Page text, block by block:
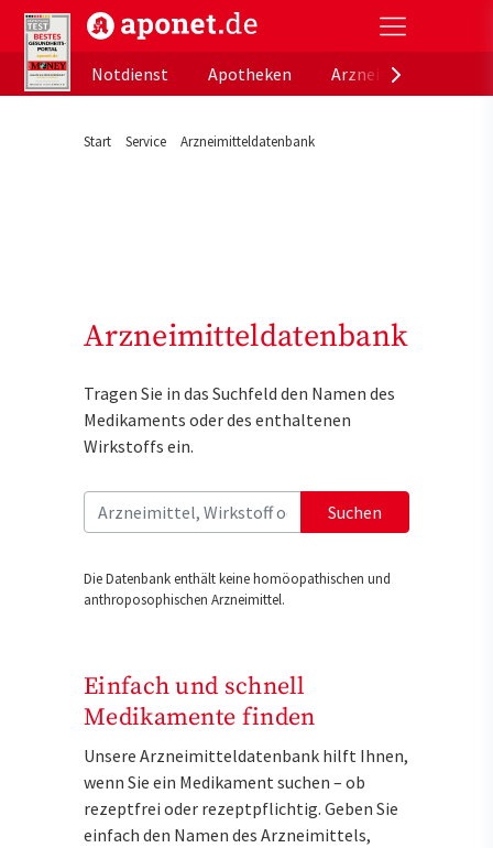
aponet.de - Das offizielle Gesundheitsportal der
Notdienst
Apotheken
Start Service Arzneimitteldatenbank
Arzneimitteldatenbank
Tragen Sie in das Suchfeld den Namen des
Medikaments oder des enthaltenen
Wirkstoffs ein.
Suchen
Die Datenbank enthält keine homöopathischen und
anthroposophischen Arzneimittel.
Einfach und schnell
Medikamente finden
Unsere Arzneimitteldatenbank hilft Ihnen,
wenn Sie ein Medikament suchen – ob
rezeptfrei oder rezeptpflichtig. Geben Sie
einfach den Namen des Arzneimittels,